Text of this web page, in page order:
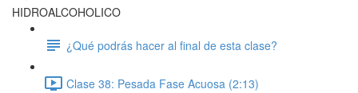
HIDROALCOHOLICO
¿Qué podrás hacer al final de esta clase?
Clase 38: Pesada Fase Acuosa (2:13)